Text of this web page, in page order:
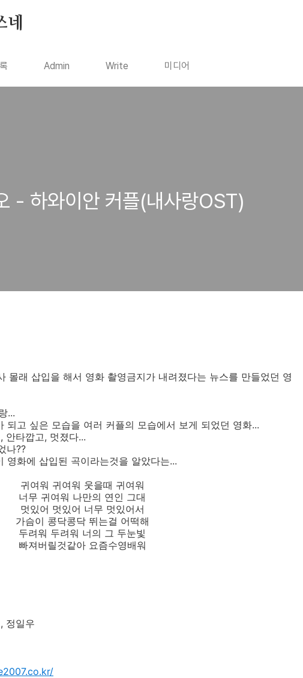
Admin Write 미디어
- 하와이안 커플(내사랑OST)
몰래 삽입을 해서 영화 촬영금지가 내려졌다는 뉴스를 만들었던 영
...
되고 싶은 모습을 여러 커플의 모습에서 보게 되었던 영화...
안타깝고, 멋졌다...
나??
영화에 삽입된 곡이라는것을 알았다는...
귀여워 귀여워 웃을때 귀여워
너무 귀여워 나만의 연인 그대
멋있어 멋있어 너무 멋있어서
가슴이 콩닥콩닥 뛰는걸 어떡해
두려워 두려워 너의 그 두눈빛
빠져버릴것같아 요즘수영배워
정일우